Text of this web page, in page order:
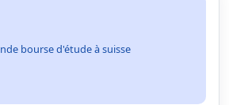
bourse d'étude à suisse